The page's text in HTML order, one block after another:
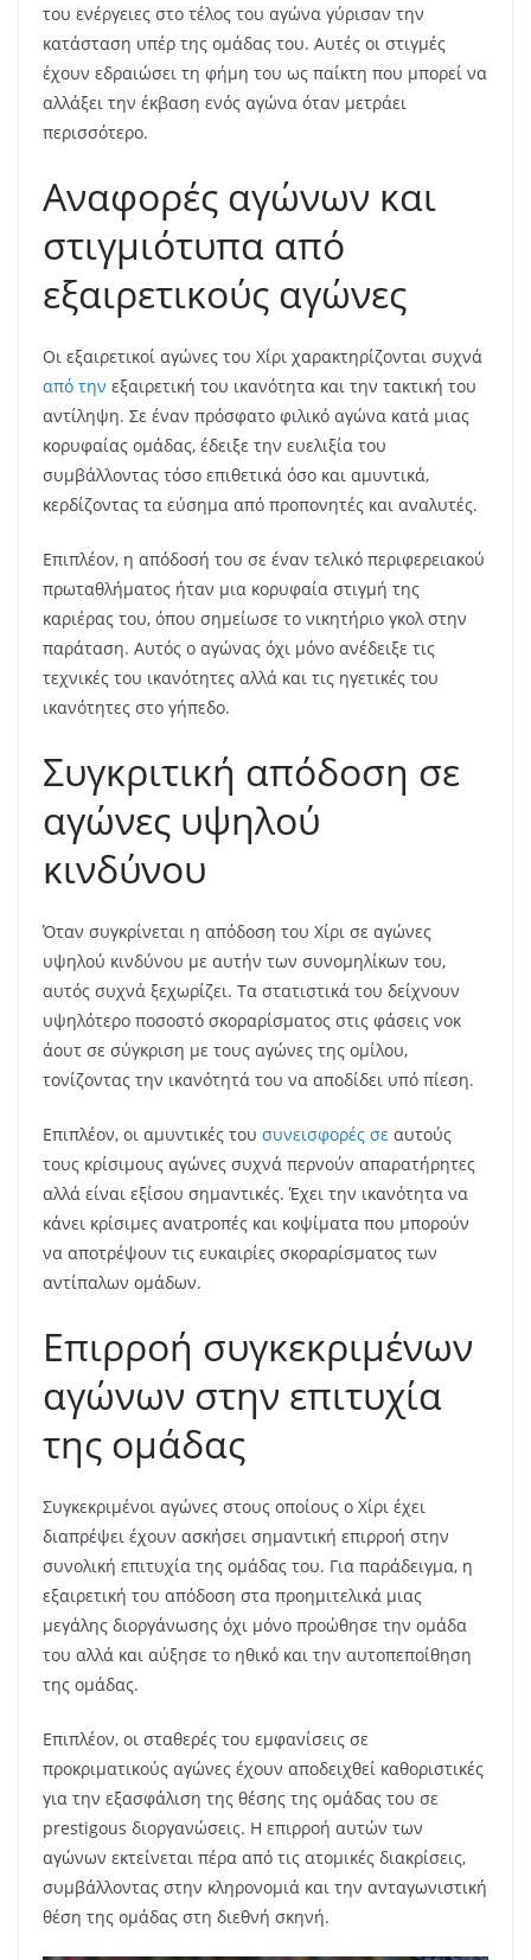
του ενέργειες στο τέλος του αγώνα γύρισαν την
κατάσταση υπέρ της ομάδας του. Αυτές οι στιγμές
έχουν εδραιώσει τη φήμη του ως παίκτη που μπορεί να
αλλάξει την έκβαση ενός αγώνα όταν μετράει
περισσότερο.
Αναφορές αγώνων και
στιγμιότυπα από
εξαιρετικούς αγώνες
Οι εξαιρετικοί αγώνες του Χίρι χαρακτηρίζονται συχνά
από την εξαιρετική του ικανότητα και την τακτική του
αντίληψη. Σε έναν πρόσφατο φιλικό αγώνα κατά μιας
κορυφαίας ομάδας, έδειξε την ευελιξία του
συμβάλλοντας τόσο επιθετικά όσο και αμυντικά,
κερδίζοντας τα εύσημα από προπονητές και αναλυτές.
Επιπλέον, η απόδοσή του σε έναν τελικό περιφερειακού
πρωταθλήματος ήταν μια κορυφαία στιγμή της
καριέρας του, όπου σημείωσε το νικητήριο γκολ στην
παράταση. Αυτός ο αγώνας όχι μόνο ανέδειξε τις
τεχνικές του ικανότητες αλλά και τις ηγετικές του
ικανότητες στο γήπεδο.
Συγκριτική απόδοση σε
αγώνες υψηλού
κινδύνου
Όταν συγκρίνεται η απόδοση του Χίρι σε αγώνες
υψηλού κινδύνου με αυτήν των συνομηλίκων του,
αυτός συχνά ξεχωρίζει. Τα στατιστικά του δείχνουν
υψηλότερο ποσοστό σκοραρίσματος στις φάσεις νοκ
άουτ σε σύγκριση με τους αγώνες της ομίλου,
τονίζοντας την ικανότητά του να αποδίδει υπό πίεση.
Επιπλέον, οι αμυντικές του συνεισφορές σε αυτούς
τους κρίσιμους αγώνες συχνά περνούν απαρατήρητες
αλλά είναι εξίσου σημαντικές. Έχει την ικανότητα να
κάνει κρίσιμες ανατροπές και κοψίματα που μπορούν
να αποτρέψουν τις ευκαιρίες σκοραρίσματος των
αντίπαλων ομάδων.
Επιρροή συγκεκριμένων
αγώνων στην επιτυχία
της ομάδας
Συγκεκριμένοι αγώνες στους οποίους ο Χίρι έχει
διαπρέψει έχουν ασκήσει σημαντική επιρροή στην
συνολική επιτυχία της ομάδας του. Για παράδειγμα, η
εξαιρετική του απόδοση στα προημιτελικά μιας
μεγάλης διοργάνωσης όχι μόνο προώθησε την ομάδα
του αλλά και αύξησε το ηθικό και την αυτοπεποίθηση
της ομάδας.
Επιπλέον, οι σταθερές του εμφανίσεις σε
προκριματικούς αγώνες έχουν αποδειχθεί καθοριστικές
για την εξασφάλιση της θέσης της ομάδας του σε
prestigous διοργανώσεις. Η επιρροή αυτών των
αγώνων εκτείνεται πέρα από τις ατομικές διακρίσεις,
συμβάλλοντας στην κληρονομιά και την ανταγωνιστική
θέση της ομάδας στη διεθνή σκηνή.